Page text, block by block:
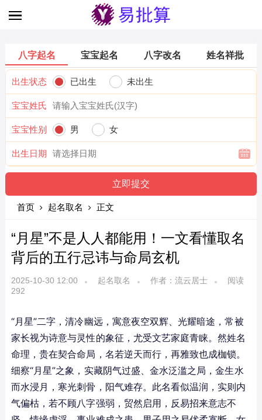
八字起名 宝宝起名 八字改名 姓名祥批
出生状态 已出生 未出生
宝宝姓氏
宝宝性别 男 女
出生日期
首页 起名取名 正文
“月星”不是人人都能用！一文看懂取名
背后的五行忌讳与命局玄机
2025-10-30 12:00 起名取名 作者：流云居士
阅读
292
“月星”二字，清冷幽远，寓意夜空双辉、光耀暗途，常被
家长视为诗意与灵性的象征，尤受文艺家庭青睐。然姓名
命理，贵在契合命局，名若逆天而行，再雅致也成枷锁。
细察“月星”之象，实藏阴气过盛、金水泛滥之局，金生水
而水浸月，寒光刺骨，阳气难存。此名看似温润，实则内
气偏枯，若不顾八字强弱，贸然启用，反易招来意志不